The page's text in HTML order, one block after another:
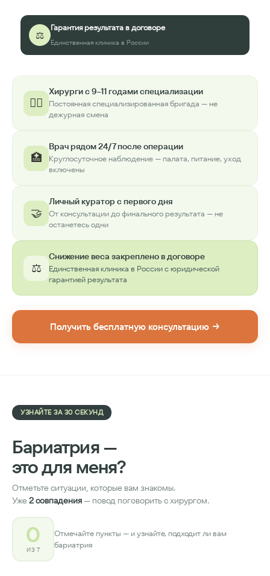
⚖️
Гарантия результата в договоре
Единственная клиника в России
👨‍⚕️
Хирурги с 9–11 годами специализации
Постоянная специализированная бригада — не
дежурная смена
🏥
Врач рядом 24/7 после операции
Круглосуточное наблюдение — палата, питание, уход
включены
🤝
Личный куратор с первого дня
От консультации до финального результата — не
останетесь одни
⚖️
Снижение веса закреплено в договоре
Единственная клиника в России с юридической
гарантией результата
Получить бесплатную консультацию →
УЗНАЙТЕ ЗА 30 СЕКУНД
Бариатрия —
это для меня?
Отметьте ситуации, которые вам знакомы.
Уже 2 совпадения — повод поговорить с хирургом.
0
ИЗ 7
Отмечайте пункты — и узнайте, подходит ли вам
бариатрия